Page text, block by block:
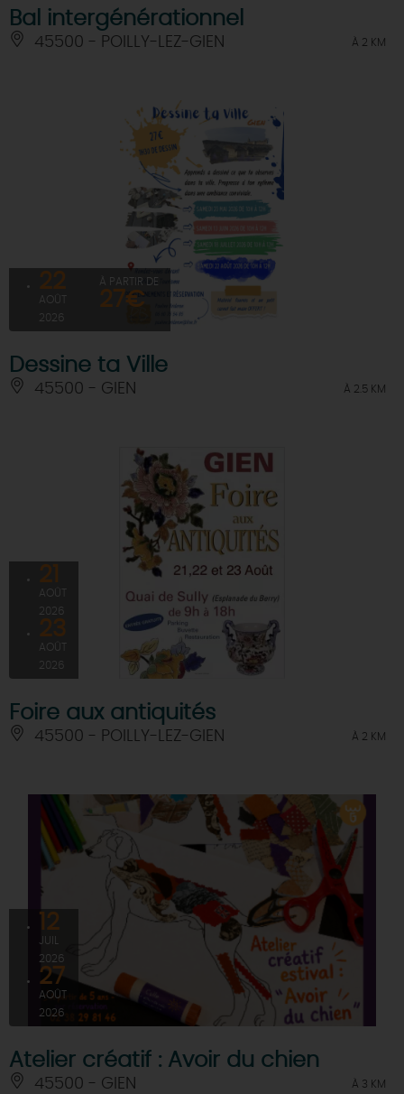
Bal intergénérationnel
45500 - POILLY-LEZ-GIEN À 2 KM
22
AOÛT
2026
À PARTIR DE
27€
Dessine ta Ville
45500 - GIEN À 2.5 KM
21
AOÛT
2026
23
AOÛT
2026
Foire aux antiquités
45500 - POILLY-LEZ-GIEN À 2 KM
12
JUIL
2026
27
AOÛT
2026
Atelier créatif : Avoir du chien
45500 - GIEN À 3 KM